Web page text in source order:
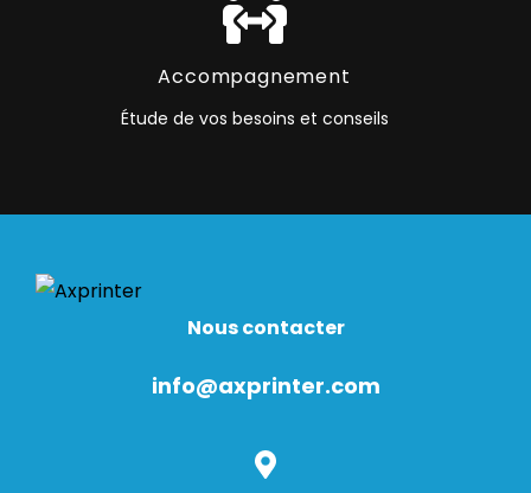
Accompagnement
Étude de vos besoins et conseils
Nous contacter
info@axprinter.com